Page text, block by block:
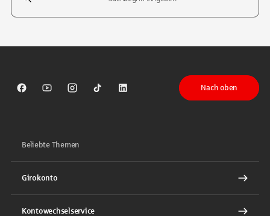
Sparkasse auf Facebook
Sparkasse auf Youtube
Sparkasse auf Instagram
Sparkasse auf TikTok
Sparkasse auf LinkedIn
Nach oben
Beliebte Themen
Girokonto
Kontowechselservice